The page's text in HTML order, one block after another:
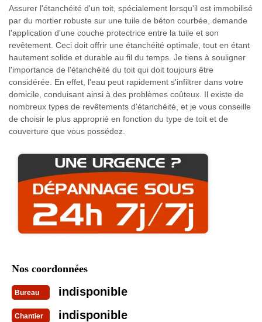
Assurer l'étanchéité d'un toit, spécialement lorsqu'il est immobilisé
par du mortier robuste sur une tuile de béton courbée, demande
l'application d'une couche protectrice entre la tuile et son
revêtement. Ceci doit offrir une étanchéité optimale, tout en étant
hautement solide et durable au fil du temps. Je tiens à souligner
l'importance de l'étanchéité du toit qui doit toujours être
considérée. En effet, l'eau peut rapidement s'infiltrer dans votre
domicile, conduisant ainsi à des problèmes coûteux. Il existe de
nombreux types de revêtements d'étanchéité, et je vous conseille
de choisir le plus approprié en fonction du type de toit et de
couverture que vous possédez.
Nos coordonnées
Bureau indisponible
Chantier indisponible